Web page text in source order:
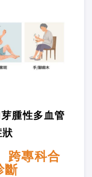
腫性多血管
跨專科合
斷